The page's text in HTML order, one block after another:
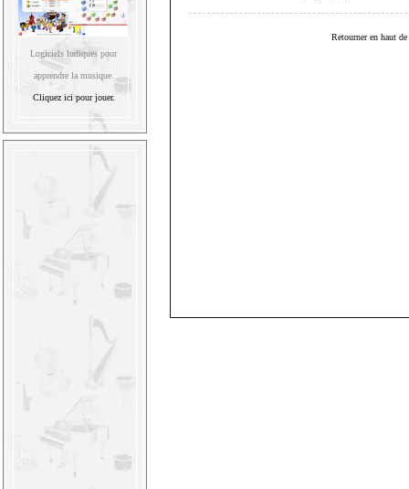
Logiciels ludiques pour
apprendre la musique.
Cliquez ici pour jouer.
Retourner en haut de